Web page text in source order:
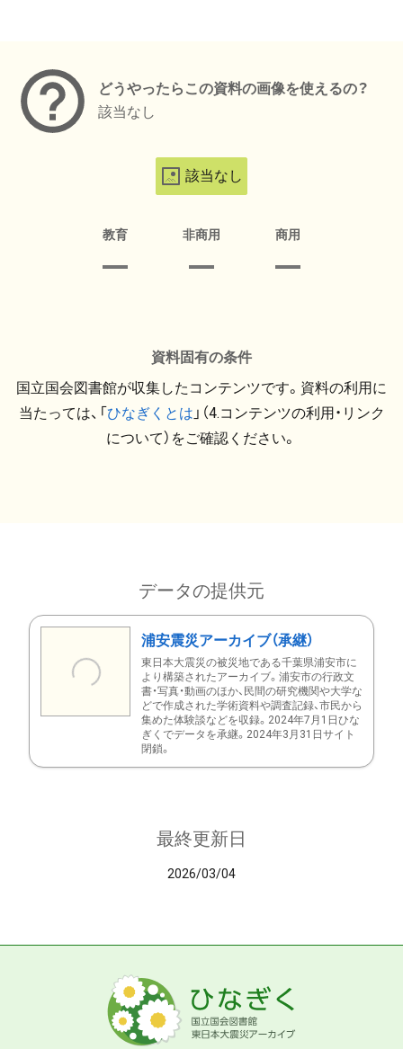
どうやったらこの資料の画像を使えるの？
該当なし
該当なし
教育 非商用 商用
資料固有の条件
国立国会図書館が収集したコンテンツです。資料の利用に
当たっては、「ひなぎくとは 」（4.コンテンツの利用・リンク
について）をご確認ください。
データの提供元
浦安震災アーカイブ（承継）
東日本大震災の被災地である千葉県浦安市に
より構築されたアーカイブ。浦安市の行政文
書・写真・動画のほか、民間の研究機関や大学な
どで作成された学術資料や調査記録、市民から
集めた体験談などを収録。2024年7月1日ひな
ぎくでデータを承継。2024年3月31日サイト
閉鎖。
最終更新日
2026/03/04